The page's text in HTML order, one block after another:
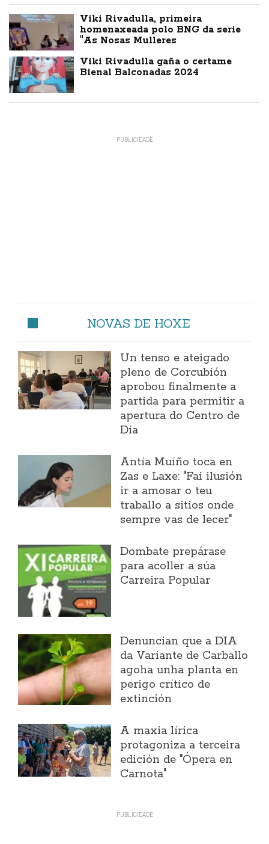
Viki Rivadulla, primeira
homenaxeada polo BNG da serie
"As Nosas Mulleres
Viki Rivadulla gaña o certame
Bienal Balconadas 2024
NOVAS DE HOXE
Un tenso e ateigado
pleno de Corcubión
aprobou finalmente a
partida para permitir a
apertura do Centro de
Día
Antía Muíño toca en
Zas e Laxe: "Fai ilusión
ir a amosar o teu
traballo a sitios onde
sempre vas de lecer"
Dombate prepárase
para acoller a súa
Carreira Popular
Denuncian que a DIA
da Variante de Carballo
agoha unha planta en
perigo crítico de
extinción
A maxia lírica
protagoniza a terceira
edición de "Ópera en
Carnota"